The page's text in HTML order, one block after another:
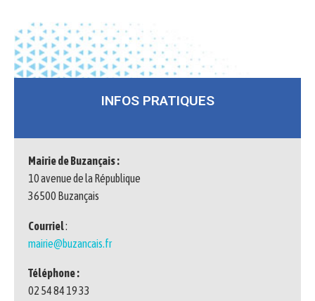
INFOS PRATIQUES
Mairie de Buzançais :
10 avenue de la République
36500 Buzançais
Courriel:
mairie@buzancais.fr
Téléphone :
02 54 84 19 33